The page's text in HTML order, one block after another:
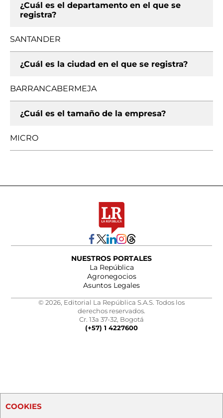
¿Cuál es el departamento en el que se
registra?
SANTANDER
¿Cuál es la ciudad en el que se registra?
BARRANCABERMEJA
¿Cuál es el tamaño de la empresa?
MICRO
NUESTROS PORTALES
La República
Agronegocios
Asuntos Legales
© 2026, Editorial La República S.A.S. Todos los
derechos reservados.
Cr. 13a 37-32, Bogotá
(+57) 1 4227600
COOKIES